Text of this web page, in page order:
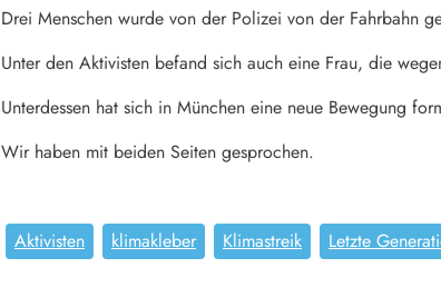
Drei Menschen wurde von der Polizei von der Fahrbahn
Unter den Aktivisten befand sich auch eine Frau, die
Unterdessen hat sich in München eine neue Bewegung
Wir haben mit beiden Seiten gesprochen.
Aktivisten klimakleber Klimastreik Letzte